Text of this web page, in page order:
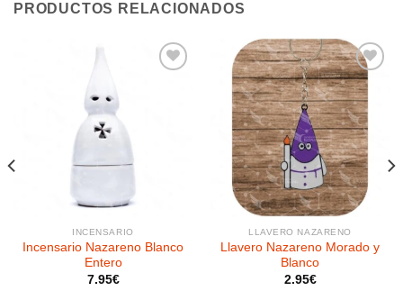
PRODUCTOS RELACIONADOS
INCENSARIO
Incensario Nazareno Blanco
Entero
7.95€
Añadir
a la
lista de
deseos
LLAVERO NAZARENO
Llavero Nazareno Morado y
Blanco
2.95€